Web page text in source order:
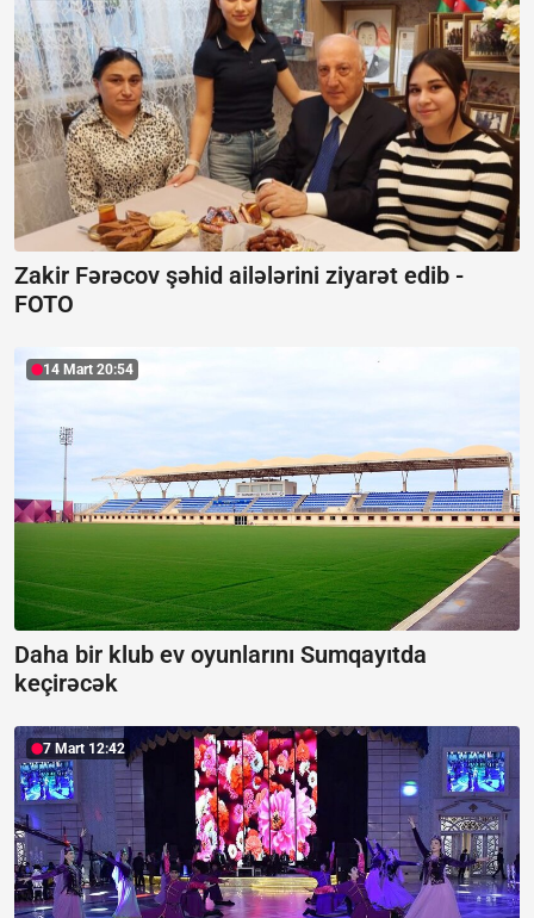
Zakir Fərəcov şəhid ailələrini ziyarət edib -
FOTO
14 Mart 20:54
Daha bir klub ev oyunlarını Sumqayıtda
keçirəcək
7 Mart 12:42